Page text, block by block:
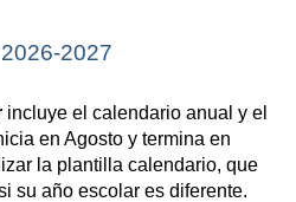
2027
incluye el calendario anual y el
en Agosto y termina en
la plantilla calendario, que
su año escolar es diferente.